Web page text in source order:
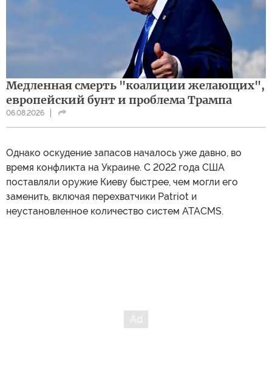
Медленная смерть "коалиции желающих",
европейский бунт и проблема Трампа
06.08.2026
Однако оскудение запасов началось уже давно, во
время конфликта на Украине. С 2022 года США
поставляли оружие Киеву быстрее, чем могли его
заменить, включая перехватчики Patriot и
неустановленное количество систем ATACMS.